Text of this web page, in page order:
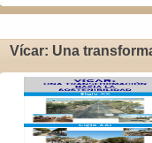
Vícar: Una